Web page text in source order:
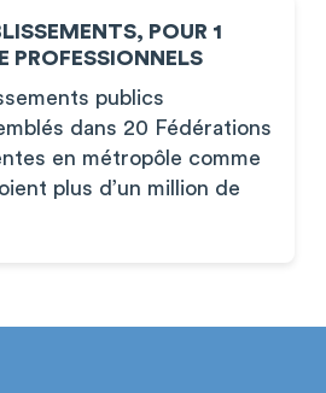
POUR 1
PROFESSIONNELS
publics
dans 20 Fédérations
en métropôle comme
plus d’un million de